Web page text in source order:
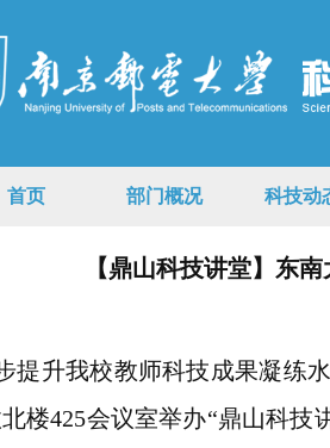
首页 部门概况 科技动
【鼎山科技讲堂】东
提升我校教师科技成果凝练
楼425会议室举办“鼎山科技